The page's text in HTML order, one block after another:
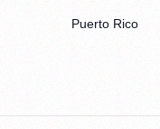
Puerto Rico